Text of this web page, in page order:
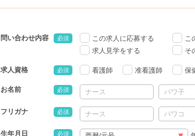
問い合わせ内容 必須 この求人に応募する
こ
求人見学をする
そ
求人資格 必須 看護師 准看護師 保
お名前 必須
フリガナ 必須
生年月日 必須